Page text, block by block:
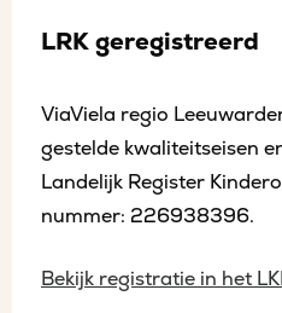
LRK geregistreerd
ViaViela regio
gestelde kwaliteitseisen
Landelijk Register
nummer: 226938396.
Bekijk registratie in het